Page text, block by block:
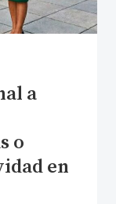
a
o
en